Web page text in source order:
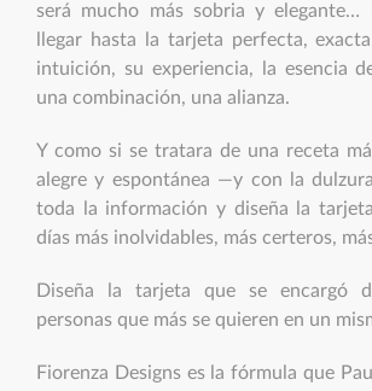
será mucho más sobria y elegante…
llegar hasta la tarjeta perfecta,
intuición, su experiencia, la esencia
una combinación, una alianza.
Y como si se tratara de una receta
alegre y espontánea —y con la
toda la información y diseña la
días más inolvidables, más certeros,
Diseña la tarjeta que se encargó
personas que más se quieren en un
Fiorenza Designs es la fórmula que